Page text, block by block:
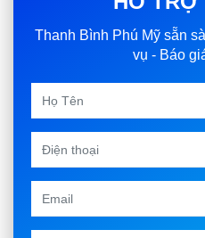
Thanh Bình Phú Mỹ sẵn
vụ - Báo